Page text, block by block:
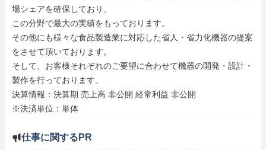
場シェアを確保しており、
この分野で最大の実績をもっております。
その他にも様々な食品製造業に対応した省人・省力化機器の提案
をさせて頂いております。
そして、お客様それぞれのご要望に合わせて機器の開発・設計・
製作を行っております。
決算情報：決算期 売上高 非公開 経常利益 非公開
※決済単位：単体
仕事に関するPR